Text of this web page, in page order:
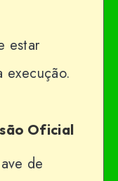
estar
execução.
Oficial
de